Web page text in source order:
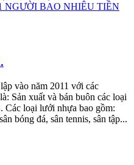
NGƯỜI BAO NHIÊU TIỀN
vào năm 2011 với các
Sản xuất và bán buôn các loại
Các loại lưới nhựa bao gồm:
bóng đá, sân tennis, sân tập...